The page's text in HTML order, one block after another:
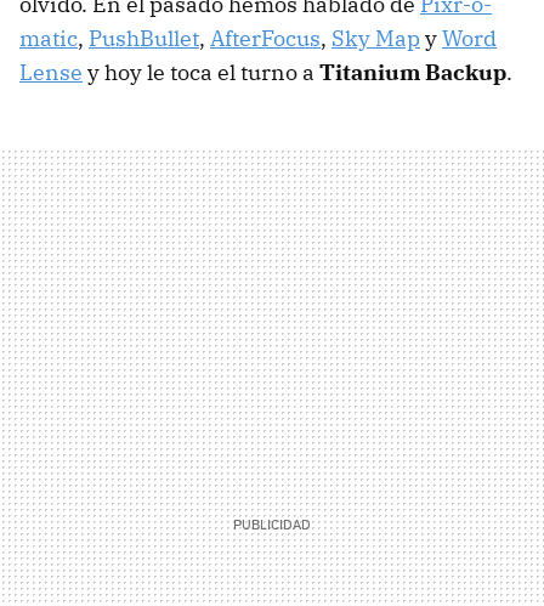
matic, PushBullet, AfterFocus, Sky MapyWord
Lense y hoy le toca el turno a Titanium Backup.